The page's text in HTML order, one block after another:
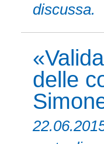
discussa.
delle